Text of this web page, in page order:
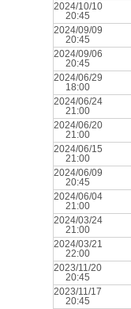
2024/10/10
20:45
2024/09/09
20:45
2024/09/06
20:45
2024/06/29
18:00
2024/06/24
21:00
2024/06/20
21:00
2024/06/15
21:00
2024/06/09
20:45
2024/06/04
21:00
2024/03/24
21:00
2024/03/21
22:00
2023/11/20
20:45
2023/11/17
20:45